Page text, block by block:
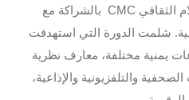
على مدى ثلاثة أيام مركز الإعلام الثقافي CMC بالشراكة مع
شلمت الدورة التي استهدفت
يمنية مختلفة، معارف نظرية
والتلفزيونية والإذاعية،